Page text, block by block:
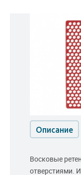
Описание
Восковые
отверстиями.